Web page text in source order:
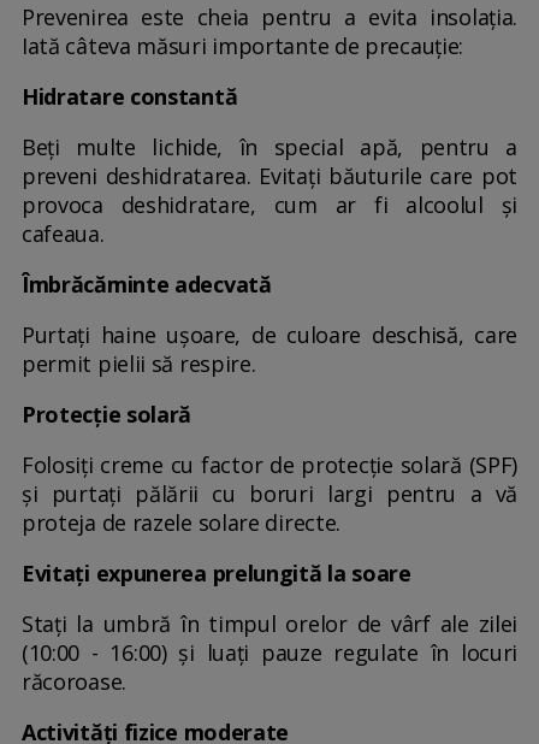
Prevenirea este cheia pentru a evita insolația.
Iată câteva măsuri importante de precauție:
Hidratare constantă
Beți multe lichide, în special apă, pentru a
preveni deshidratarea. Evitați băuturile care pot
provoca deshidratare, cum ar fi alcoolul și
cafeaua.
Îmbrăcăminte adecvată
Purtați haine ușoare, de culoare deschisă, care
permit pielii să respire.
Protecție solară
Folosiți creme cu factor de protecție solară (SPF)
și purtați pălării cu boruri largi pentru a vă
proteja de razele solare directe.
Evitați expunerea prelungită la soare
Stați la umbră în timpul orelor de vârf ale zilei
(10:00 - 16:00) și luați pauze regulate în locuri
răcoroase.
Activități fizice moderate